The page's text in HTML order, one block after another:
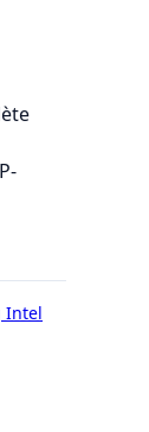
Intel